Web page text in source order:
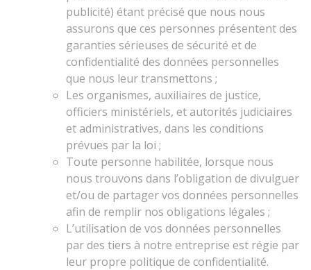
publicité) étant précisé que nous nous
assurons que ces personnes présentent des
garanties sérieuses de sécurité et de
confidentialité des données personnelles
que nous leur transmettons ;
Les organismes, auxiliaires de justice,
officiers ministériels, et autorités judiciaires
et administratives, dans les conditions
prévues par la loi ;
Toute personne habilitée, lorsque nous
nous trouvons dans l’obligation de divulguer
et/ou de partager vos données personnelles
afin de remplir nos obligations légales ;
L’utilisation de vos données personnelles
par des tiers à notre entreprise est régie par
leur propre politique de confidentialité.